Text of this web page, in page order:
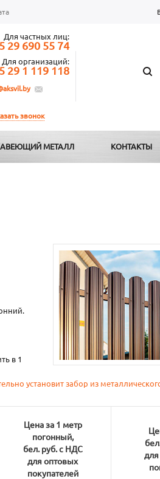
Для частных лиц:
29 690 55 74
Для организаций:
29 1 119 118
звонок
МЕТАЛЛ КОНТАКТЫ
в 1
установит забор из
Цена за 1 метр
погонный,
бел. руб. с НДС
для оптовых
покупателей